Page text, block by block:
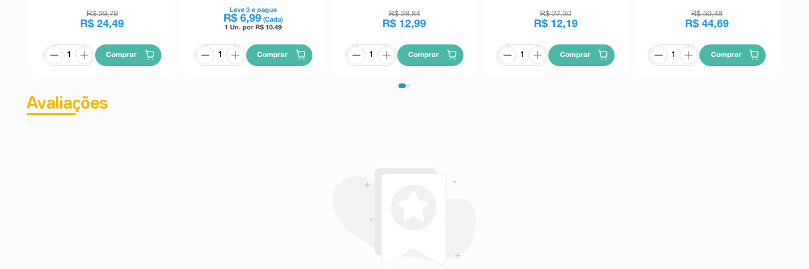
R$ 29,79
R$ 24,49
Comprar
Leve3 e pague
R$ 6,99 (Cada)
1 Un. por R$10.49
Comprar
R$ 28,84
R$ 12,99
Comprar
R$ 27,30
R$ 12,19
Comprar
R$ 50,48
R$ 44,69
Comprar
Avaliações